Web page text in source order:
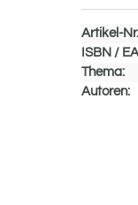
Artikel-
ISBN /
Thema:
Autoren: